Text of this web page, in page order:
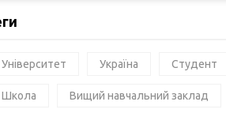
Університет Україна Студент
Школа Вищий навчальний заклад